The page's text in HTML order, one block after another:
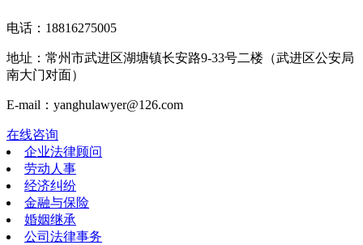
电话：18816275005
地址：常州市武进区湖塘镇长安路9-33号二楼（武进区公安局
南大门对面）
E-mail：yanghulawyer@126.com
在线咨询
企业法律顾问
劳动人事
经济纠纷
金融与保险
婚姻继承
公司法律事务